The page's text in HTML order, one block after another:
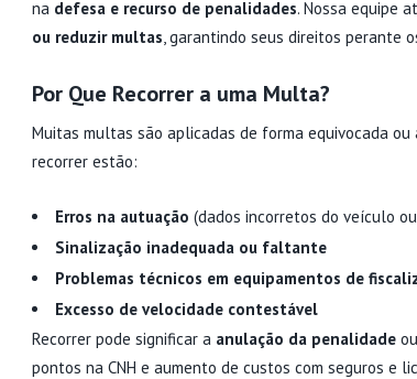
na defesa e recurso de penalidades. Nossa equipe
ou reduzir multas, garantindo seus direitos perante
Por Que Recorrer a uma Multa?
Muitas multas são aplicadas de forma equivocada ou
recorrer estão:
Erros na autuação (dados incorretos do veículo
Sinalização inadequada ou faltante
Problemas técnicos em equipamentos de
Excesso de velocidade contestável
Recorrer pode significar a anulação da penalidade
pontos na CNH e aumento de custos com seguros e